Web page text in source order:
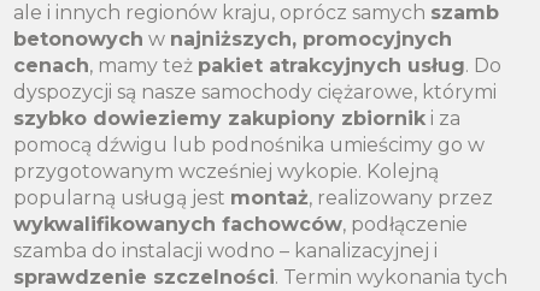
ale i innych regionów kraju, oprócz samych szamb
betonowych w najniższych, promocyjnych
cenach, mamy też pakiet atrakcyjnych usług. Do
dyspozycji są nasze samochody ciężarowe, którymi
szybko dowieziemy zakupiony zbiornik i za
pomocą dźwigu lub podnośnika umieścimy go w
przygotowanym wcześniej wykopie. Kolejną
popularną usługą jest montaż, realizowany przez
wykwalifikowanych fachowców, podłączenie
szamba do instalacji wodno – kanalizacyjnej i
sprawdzenie szczelności. Termin wykonania tych